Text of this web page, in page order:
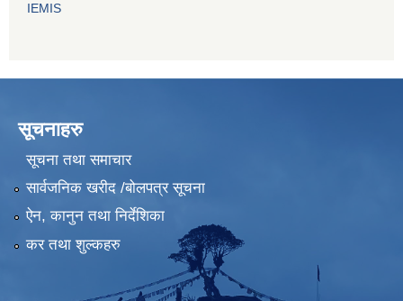
IEMIS
सूचनाहरु
सूचना तथा समाचार
सार्वजनिक खरीद /बोलपत्र सूचना
ऐन, कानुन तथा निर्देशिका
कर तथा शुल्कहरु